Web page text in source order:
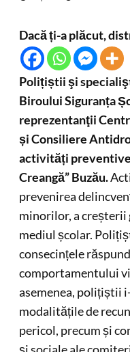
Dacă ți-a plăcut,
Polițiștii şi
Biroului Siguranța
reprezentanţii
și Consiliere
activități preventive
Creangă” Buzău.
prevenirea
minorilor, a creșterii
mediul școlar.
consecințele
comportamentului
asemenea, polițiștii
modalitățile de
pericol, precum și